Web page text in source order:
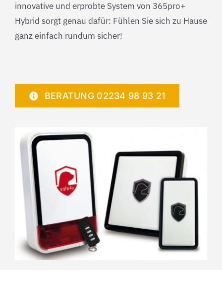
innovative und erprobte System von 365pro+
Hybrid sorgt genau dafür: Fühlen Sie sich zu Hause
ganz einfach rundum sicher!
BERATUNG 02234 98 93 21